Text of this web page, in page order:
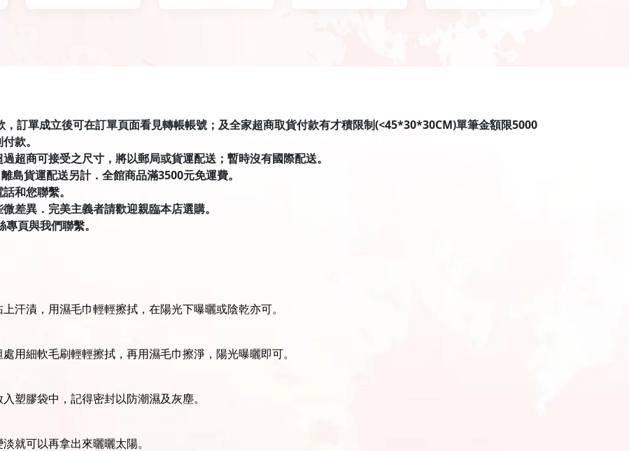
訂單成立後可在訂單頁面看見轉帳帳號；及全家超商取貨付款有才積限制(<45*30*30CM)單筆金額限5000
款。
超商可接受之尺寸，將以郵局或貨運配送；暫時沒有國際配送。
島貨運配送另計．全館商品滿3500元免運費。
和您聯繫。
差異．完美主義者請歡迎親臨本店選購。
頁與我們聯繫。
汗漬，用濕毛巾輕輕擦拭，在陽光下曝曬或陰乾亦可。
用細軟毛刷輕輕擦拭，再用濕毛巾擦淨，陽光曝曬即可。
塑膠袋中，記得密封以防潮濕及灰塵。
就可以再拿出來曬曬太陽。